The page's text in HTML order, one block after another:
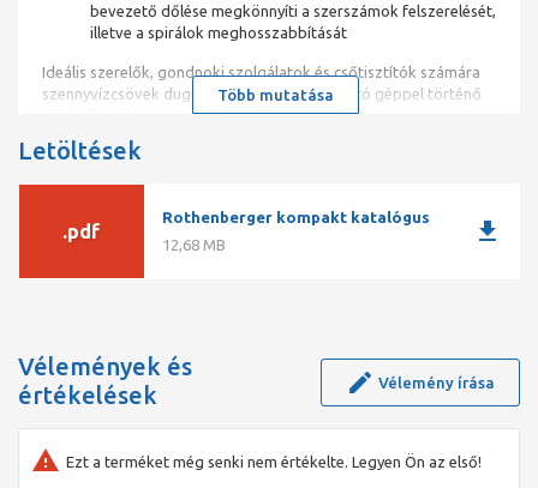
bevezető dőlése megkönnyíti a szerszámok felszerelését,
illetve a spirálok meghosszabbítását
Ideális szerelők, gondnoki szolgálatok és csőtisztítók számára
szennyvízcsövek dugulásainak csatornatisztító géppel történő
Műszaki adatok
Spirálátmérő: 22 – 22 mm
A munkaterület átmérője mm: 50 - 150 mm
Munkaterület hossza: 0 – 4.5 m
Több mutatása
Letöltések
.pdf
Rothenberger kompakt katalógus
12,68 MB
download
Vélemények és
értékelések
Vélemény írása
Ezt a terméket még senki nem értékelte. Legyen Ön az első!